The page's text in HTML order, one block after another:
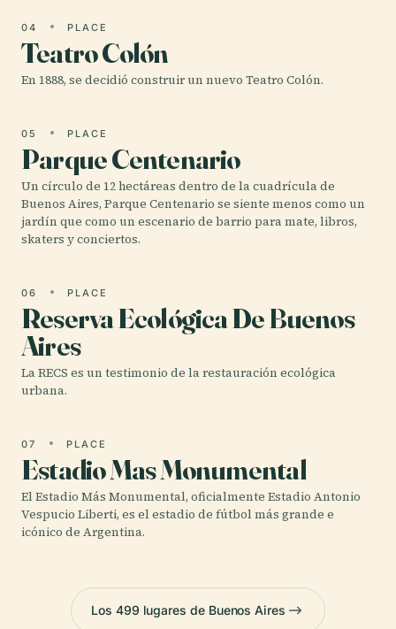
04 PLACE
Teatro Colón
En 1888, se decidió construir un nuevo Teatro Colón.
05 PLACE
Parque Centenario
Un círculo de 12 hectáreas dentro de la cuadrícula de
Buenos Aires, Parque Centenario se siente menos como un
jardín que como un escenario de barrio para mate, libros,
skaters y conciertos.
06 PLACE
Reserva Ecológica De Buenos
Aires
La RECS es un testimonio de la restauración ecológica
urbana.
07 PLACE
Estadio Mas Monumental
El Estadio Más Monumental, oficialmente Estadio Antonio
Vespucio Liberti, es el estadio de fútbol más grande e
icónico de Argentina.
Los 499 lugares de Buenos Aires